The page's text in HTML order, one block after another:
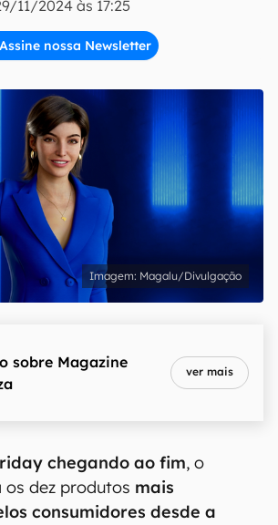
11/2024 às 17:25
Assine nossa Newsletter
inscreva-se
de Privacidade do Canaltech.
Magalu/Divulgação
sobre Magazine
ver mais
chegando ao fim, o
os dez produtos mais
consumidores desde a